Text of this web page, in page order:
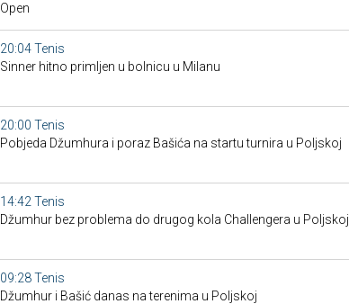
Open
20:04Tenis
Sinner hitno primljen u bolnicu u Milanu
20:00 Tenis
Pobjeda Džumhura i poraz Bašića na startu turnira u Poljskoj
14:42 Tenis
Džumhur bez problema do drugog kola Challengera u Poljskoj
09:28Tenis
Džumhur i Bašić danas na terenima u Poljskoj